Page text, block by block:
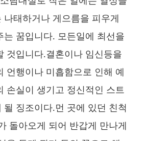
나태하거나 게으름을 피우게
는 꿈입니다. 모든일에 최선을
것입니다.결혼이나 임신등을
언행이나 미흡함으로 인해 예
손실이 생기고 정신적인 스트
될 징조이다.먼 곳에 있던 친척
돌아오게 되어 반갑게 만나게